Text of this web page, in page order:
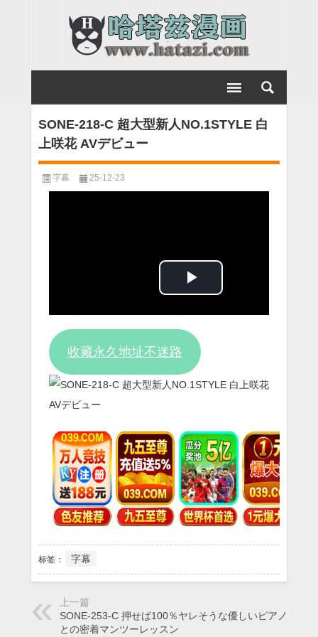
SONE-218-C 超大型新人NO.1STYLE 白
上咲花 AVデビュー
字幕 25-12-23
Play
收藏永久地址不迷路
标签： 字幕
上一篇
SONE-253-C 押せば100％ヤレそうな優しいピアノ講師
との密着マンツーレッスン